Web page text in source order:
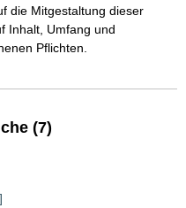
die Mitgestaltung dieser
Inhalt, Umfang und
Pflichten.
(7)